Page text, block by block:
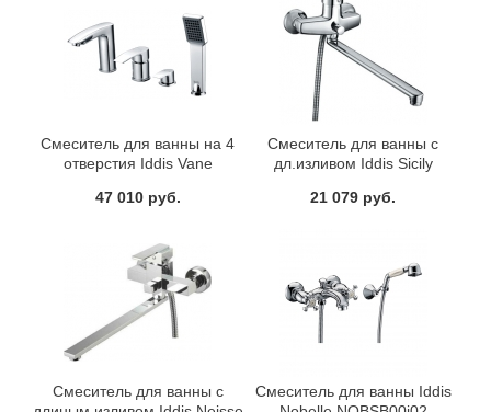
Смеситель для ванны на 4
отверстия Iddis Vane
47 010 руб.
Смеситель для ванны с
дл.изливом Iddis Sicily
21 079 руб.
Смеситель для ванны с
Смеситель для ванны Iddis